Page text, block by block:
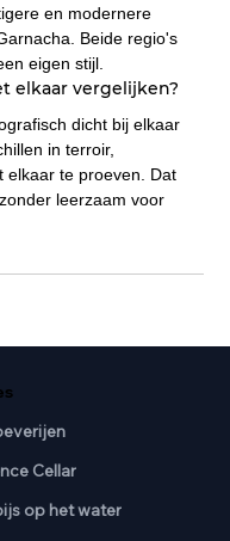
en modernere
Beide regio's
eigen stijl.
elkaar vergelijken?
dicht bij elkaar
in terroir,
elkaar te proeven. Dat
leerzaam voor
Cellar
op het water